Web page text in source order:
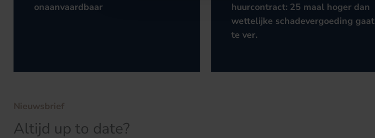
onaanvaardbaar
huurcontract: 25 maal hoger dan
wettelijke schadevergoeding gaat
te ver.
Nieuwsbrief
Altijd up to date?